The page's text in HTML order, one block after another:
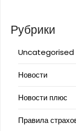
Рубрики
Uncategorised
Новости
Новости плюс
Правила